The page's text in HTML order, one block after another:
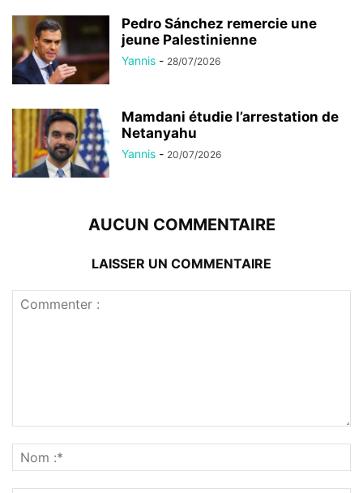
Pedro Sánchez remercie une
jeune Palestinienne
Yannis - 28/07/2026
Mamdani étudie l’arrestation de
Netanyahu
Yannis - 20/07/2026
AUCUN COMMENTAIRE
LAISSER UN COMMENTAIRE